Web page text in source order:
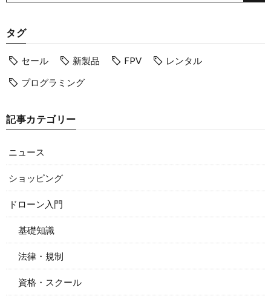
タグ
セール 新製品 FPV
レンタル
プログラミング
記事カテゴリー
ニュース
ショッピング
ドローン入門
基礎知識
法律・規制
資格・スクール